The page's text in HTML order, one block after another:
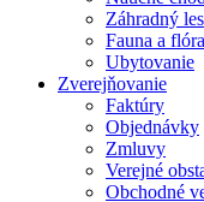
Záhradný les
Fauna a flóra
Ubytovanie
Zverejňovanie
Faktúry
Objednávky
Zmluvy
Verejné
Obchodné